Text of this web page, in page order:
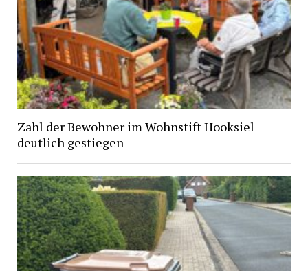
Zahl der Bewohner im Wohnstift Hooksiel
deutlich gestiegen